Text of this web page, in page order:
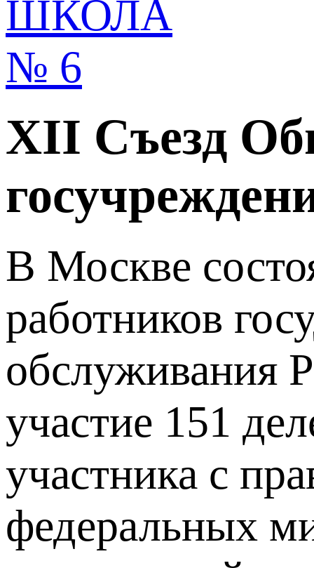
XII Съезд
В Москве
работников
обслуживания
участие 151
участника с
федеральных